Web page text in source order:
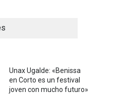
Unax Ugalde: «Benissa
en Corto es un festival
joven con mucho futuro»